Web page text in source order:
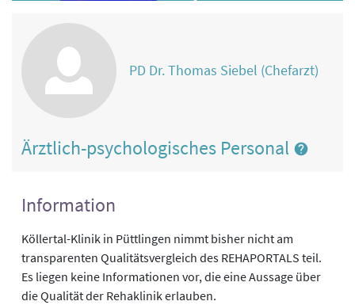
PD Dr. Thomas Siebel (Chefarzt)
Ärztlich-psychologisches Personal
Information
Köllertal-Klinik in Püttlingen nimmt bisher nicht am
transparenten Qualitätsvergleich des REHAPORTALS teil.
Es liegen keine Informationen vor, die eine Aussage über
die Qualität der Rehaklinik erlauben.